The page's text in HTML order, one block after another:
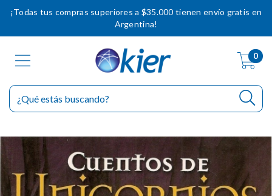
¡Todas tus compras superiores a $35.000 tienen envío gratis en
Argentina!
0